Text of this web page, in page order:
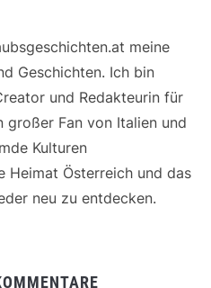
meine
Geschichten. Ich bin
und Redakteurin für
großer Fan von Italien und
Kulturen
Heimat Österreich und das
neu zu entdecken.